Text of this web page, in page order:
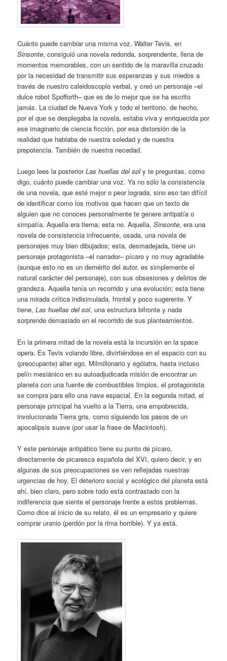
Cuánto puede cambiar una misma voz. Walter Tevis, en
Sinsonte, consiguió una novela redonda, sorprendente, llena de
momentos memorables, con un sentido de la maravilla cruzado
por la necesidad de transmitir sus esperanzas y sus miedos a
través de nuestro caleidoscopio verbal, y creó un personaje –el
dulce robot Spofforth– que es de lo mejor que se ha escrito
jamás. La ciudad de Nueva York y todo el territorio, de hecho,
por el que se desplegaba la novela, estaba viva y enriquecida por
ese imaginario de ciencia ficción, por esa distorsión de la
realidad que hablaba de nuestra soledad y de nuestra
prepotencia. También de nuestra necedad.
Luego lees la posteriorLas huellas del soly te preguntas, como
digo, cuánto puede cambiar una voz. Ya no sólo la consistencia
de una novela, que esté mejor o peor lograda, sino eso tan difícil
de identificar como los motivos que hacen que un texto de
alguien que no conoces personalmente te genere antipatía o
simpatía. Aquella era tierna; esta no. Aquella,Sinsonte, era una
novela de consistencia infrecuente, osada, una novela de
personajes muy bien dibujados; esta, desmadejada, tiene un
personaje protagonista –el narrador– pícaro y no muy agradable
(aunque esto no es un demérito del autor, es simplemente el
natural carácter del personaje), con sus obsesiones y delirios de
grandeza. Aquella tenía un recorrido y una evolución; esta tiene
una mirada crítica indisimulada, frontal y poco sugerente. Y
tiene,Las huellas del sol, una estructura bifronte y nada
sorprende demasiado en el recorrido de sus planteamientos.
En la primera mitad de la novela está la incursión en la space
opera. Es Tevis volando libre, divirtiéndose en el espacio con su
(preocupante) alter ego. Milmillonario y ególatra, hasta incluso
pelín mesiánico en su autoadjudicada misión de encontrar un
planeta con una fuente de combustibles limpios, el protagonista
se compra para ello una nave espacial. En la segunda mitad, el
personaje principal ha vuelto a la Tierra, una empobrecida,
involucionada Tierra gris, como siguiendo los pasos de un
apocalipsis suave (por usar la frase de Macintosh).
Y este personaje antipático tiene su punto de pícaro,
directamente de picaresca española del XVI, quiero decir, y en
algunas de sus preocupaciones se ven reflejadas nuestras
urgencias de hoy. El deterioro social y ecológico del planeta está
ahí, bien claro, pero sobre todo está contrastado con la
indiferencia que siente el personaje frente a estos problemas.
Como dice al inicio de su relato, él es un empresario y quiere
comprar uranio (perdón por la rima horrible). Y ya está.